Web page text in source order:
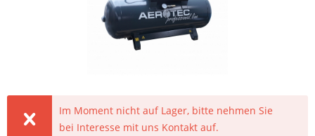
Im Moment nicht auf Lager, bitte nehmen Sie
bei Interesse mit uns Kontakt auf.